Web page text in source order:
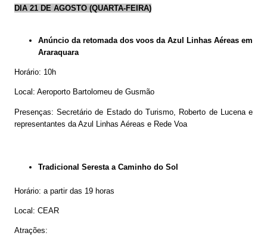
DIA 21 DE AGOSTO (QUARTA-FEIRA)
Anúncio da retomada dos voos da Azul Linhas Aéreas em
Araraquara
Horário: 10h
Local: Aeroporto Bartolomeu de Gusmão
Presenças: Secretário de Estado do Turismo, Roberto de Lucena e
representantes da Azul Linhas Aéreas e Rede Voa
Tradicional Seresta a Caminho do Sol
Horário: a partir das 19 horas
Local: CEAR
Atrações: